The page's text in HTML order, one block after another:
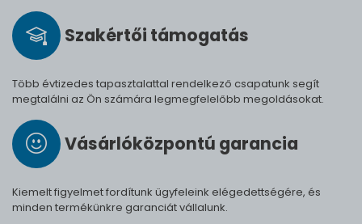
Szak­értői tá­mo­ga­tás
Több évtizedes tapasztalattal rendelkező csapatunk segít
megtalálni az Ön számára legmegfelelőbb megoldásokat.
Vásárló­köz­pontú ga­ran­cia
Kiemelt figyelmet fordítunk ügyfeleink elégedettségére, és
minden termékünkre garanciát vállalunk.